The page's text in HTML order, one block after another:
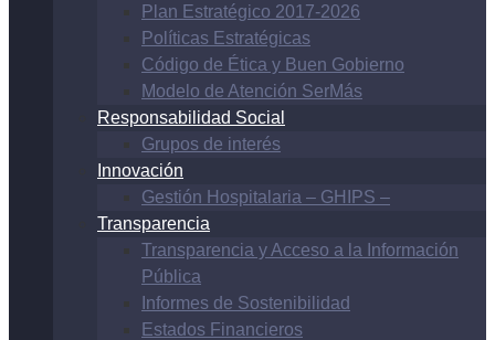
Plan Estratégico 2017-2026
Políticas Estratégicas
Código de Ética y Buen Gobierno
Modelo de Atención SerMás
Responsabilidad Social
Grupos de interés
Innovación
Gestión Hospitalaria – GHIPS –
Transparencia
Transparencia y Acceso a la Información
Pública
Informes de Sostenibilidad
Estados Financieros